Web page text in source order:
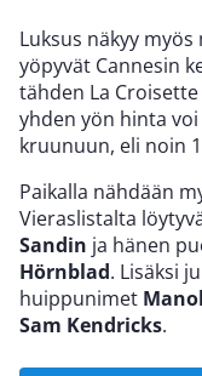
Luksus näkyy
yöpyvät Cannesin
tähden La
yhden yön hinta
kruunuun, eli noin
Paikalla nähdään
Vieraslistalta
Sandin ja hänen
Hörnblad. Lisäksi
huippunimet
Sam Kendricks.